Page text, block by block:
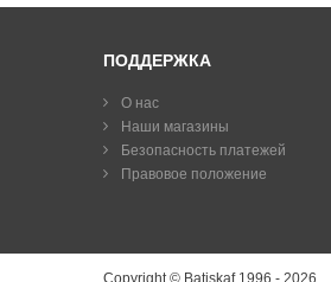
ПОДДЕРЖКА
О нас
Наши магазины
Безопасность платежей
Правовое положение
Copyright © Batiskaf 1996 - 2026